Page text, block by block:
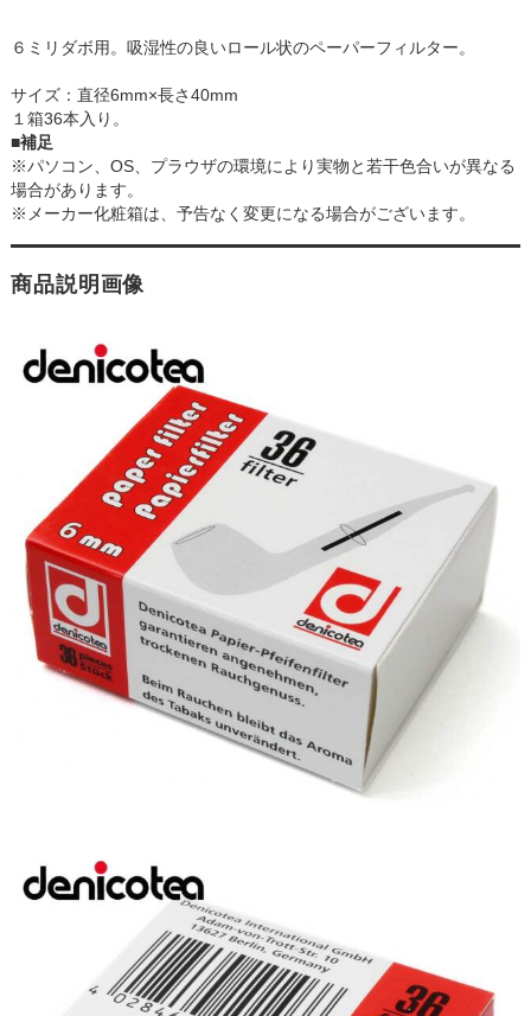
６ミリダボ用。吸湿性の良いロール状のペーパーフィルター。
サイズ：直径6mm×長さ40mm
１箱36本入り。
■補足
※パソコン、OS、プラウザの環境により実物と若干色合いが異なる
場合があります。
※メーカー化粧箱は、予告なく変更になる場合がございます。
商品説明画像